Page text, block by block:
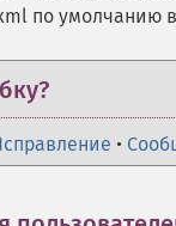
по умолчанию
•